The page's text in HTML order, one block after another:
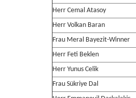
Herr Cemal Atasoy
Herr Volkan Baran
Frau Meral Bayezit-Winner
Herr Feti Beklen
Herr Yunus Celik
Frau Sükriye Dal